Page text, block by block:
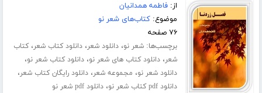
از:فاطمه همدانیان
موضوع:کتاب‌های شعر نو
۷۶ صفحه
برچسب‌ها:شعر نو،دانلود شعر،دانلود کتاب شعر،کتاب
شعر،دانلود کتاب های شعر نو،دانلود کتاب شعر نو،
دانلود شعر نو، مجموعه شعر،دانلود رایگان کتاب شعر،
دانلود pdf کتاب شعر نو ،دانلود pdf شعر نو